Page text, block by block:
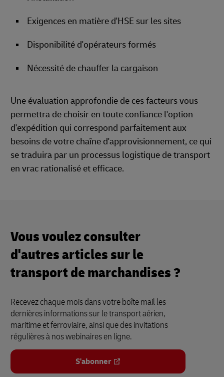
Exigences en matière d'HSE sur les sites
Disponibilité d'opérateurs formés
Nécessité de chauffer la cargaison
Une évaluation approfondie de ces facteurs vous
permettra de choisir en toute confiance l'option
d'expédition qui correspond parfaitement aux
besoins de votre chaîne d'approvisionnement, ce qui
se traduira par un processus logistique de transport
en vrac rationalisé et efficace.
Vous voulez consulter
d'autres articles sur le
transport de marchandises ?
Recevez chaque mois dans votre boîte mail les
dernières informations sur le transport aérien,
maritime et ferroviaire, ainsi que des invitations
régulières à nos webinaires en ligne.
S'abonner